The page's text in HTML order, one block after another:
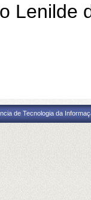
Lenilde
de Tecnologia da